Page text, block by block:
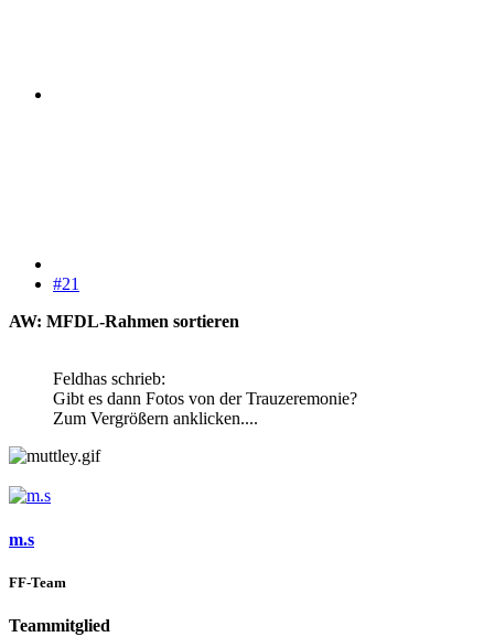
#21
AW: MFDL-Rahmen sortieren
Feldhas schrieb:
Gibt es dann Fotos von der Trauzeremonie?
Zum Vergrößern anklicken....
m.s
FF-Team
Teammitglied